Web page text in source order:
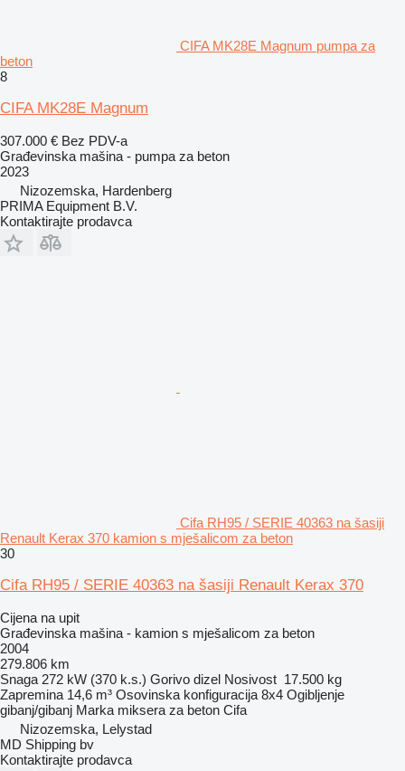
CIFA MK28E Magnum pumpa za
beton
8
CIFA MK28E Magnum
307.000 € Bez PDV-a
Građevinska mašina - pumpa za beton
2023
Nizozemska, Hardenberg
PRIMA Equipment B.V.
Kontaktirajte prodavca
Cifa RH95 / SERIE 40363 na šasiji
Renault Kerax 370 kamion s mješalicom za beton
30
Cifa RH95 / SERIE 40363 na šasiji Renault Kerax 370
Cijena na upit
Građevinska mašina - kamion s mješalicom za beton
2004
279.806 km
Snaga 272 kW (370 k.s.) Gorivo dizel Nosivost 17.500 kg
Zapremina 14,6 m³ Osovinska konfiguracija 8x4 Ogibljenje
gibanj/gibanj Marka miksera za beton Cifa
Nizozemska, Lelystad
MD Shipping bv
Kontaktirajte prodavca